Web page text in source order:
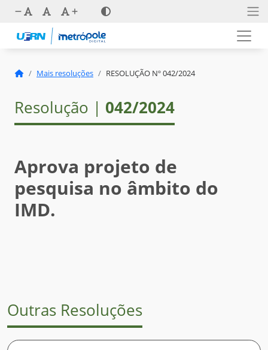
Mais resoluções RESOLUÇÃO Nº 042/2024
Resolução | 042/2024
Aprova projeto de
pesquisa no âmbito do
IMD.
Outras Resoluções